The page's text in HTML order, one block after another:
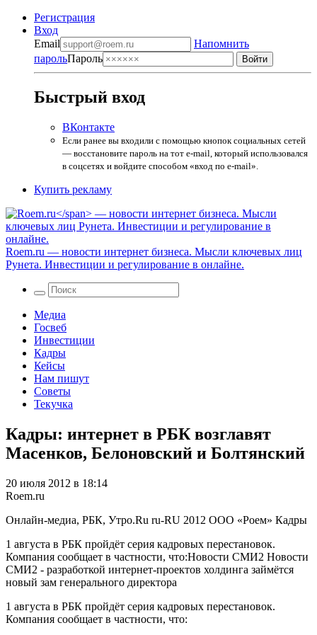
Регистрация
Вход
Email
Напомнить
парольПароль
Быстрый вход
ВКонтакте
Если ранее вы входили с помощью кнопок социальных сетей
— восстановите пароль на тот e-mail, который использовался
в соцсетях и войдите способом «вход по e-mail».
Купить рекламу
Roem.ru — новости интернет бизнеса. Мысли ключевых лиц
Рунета. Инвестиции и регулирование в онлайне.
Медиа
Госвеб
Инвестиции
Кадры
Кейсы
Нам пишут
Советы
Текучка
Кадры: интернет в РБК возглавят
Масенков, Белоновский и Болтянский
20 июля 2012 в 18:14
Roem.ru
Онлайн-медиа, РБК, Утро.Ru‎ ru-RU 2012 ООО «Роем» Кадры
1 августа в РБК пройдёт серия кадровых перестановок.
Компания сообщает в частности, что:Новости СМИ2 Новости
СМИ2 - разработкой интернет-проектов холдинга займётся
новый зам генерального директора
1 августа в РБК пройдёт серия кадровых перестановок.
Компания сообщает в частности, что: